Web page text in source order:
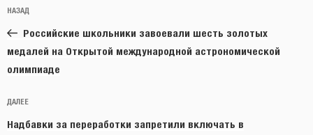
по
записям
Предыдущая
запись:
НАЗАД
Российские школьники завоевали шесть золотых
медалей на Открытой международной астрономической
олимпиаде
Следующая
запись
ДАЛЕЕ
Надбавки за переработки запретили включать в